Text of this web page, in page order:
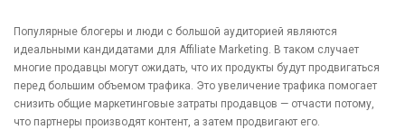
Популярные блогеры и люди с большой аудиторией являются
идеальными кандидатами для Affiliate Marketing. В таком случает
многие продавцы могут ожидать, что их продукты будут продвигаться
перед большим объемом трафика. Это увеличение трафика помогает
снизить общие маркетинговые затраты продавцов — отчасти потому,
что партнеры производят контент, а затем продвигают его.